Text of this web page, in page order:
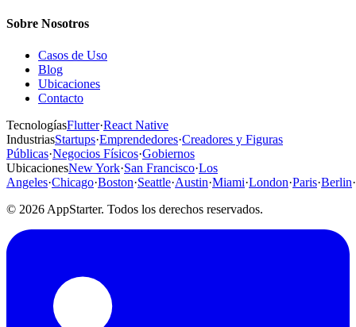
Sobre Nosotros
Casos de Uso
Blog
Ubicaciones
Contacto
TecnologíasFlutter·React Native
IndustriasStartups·Emprendedores·Creadores y Figuras
Públicas·Negocios Físicos·Gobiernos
UbicacionesNew York·San Francisco·Los
Angeles·Chicago·Boston·Seattle·Austin·Miami·London·Paris·Berlin·
© 2026 AppStarter. Todos los derechos reservados.